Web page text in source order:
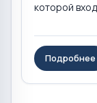
которой
Подробнее